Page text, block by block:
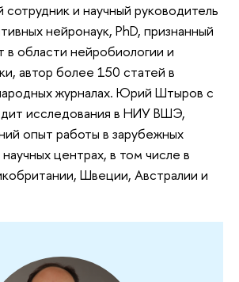
и научный руководитель
нейронаук, PhD, признанный
в области нейробиологии и
автор более 150 статей в
журналах. Юрий Штыров с
исследования в НИУ ВШЭ,
опыт работы в зарубежных
центрах, в том числе в
Швеции, Австралии и